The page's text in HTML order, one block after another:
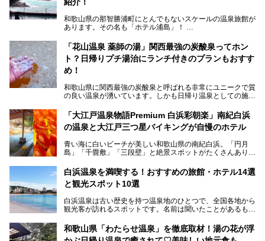
和歌山県の那智勝浦町にとんでもないスケールの温泉旅館が
あります。その名も「ホテル浦島」！
泉。日本一長いエスカレーターで「本館」と「山上館」を結
び、海を一望する絶景も。
6ヵ所のお風呂のうち5ヵ所までは日帰り入浴も可。可愛ら
しいカメさんの形の送迎船「浦島丸」に乗っていざ、温泉の
湧く竜宮城へ！
───
提供元：那智勝浦町【PR】
この記事は那智勝浦町のPR記事です。
「花山温泉 薬師の湯」関西最強の炭酸泉ってホン
ト？日帰りプチ湯治にランチ付きのプランもおすす
め！
和歌山県に関西最強の炭酸泉と呼ばれる非常にユニークで質
の良い温泉が湧いています。しかも日帰り温泉としての施設
薬師の湯」。朝一番のお風呂にはパリパリシャリシャリと膜
が張って、それを砕きながら入浴できるとか！
ンチに人気のお食事処メニューも紹介しちゃいます！
「大江戸温泉物語Premium 白浜彩朝楽」南紀白浜
の温泉と大江戸三つ星バイキングが自慢のホテル
青い海に白いビーチが美しい和歌山県の南紀白浜。「円月
島」「千畳敷」「三段壁」と絶景スポットがたくさんありま
場する歴史の古さから日本三古湯の一つにも。
そんな「南紀白浜温泉」の「大江戸温泉物語Premium 白浜
グ」がスタートしました。温泉＆バイキング＆レジャースポ
ットとしてのこのホテルの魅力をたっぷり体験してきたので
───
白浜温泉を満喫する！おすすめの旅館・ホテル14選
と観光スポット10選
白浜温泉は古い歴史を持つ温泉地のひとつで、全国各地から
観光客が訪れるスポットです。名前は聞いたことがあるもの
か、実は知らない方も多いのではないでしょうか。
和歌山県「わたらせ温泉」を徹底取材！湯の花が浮